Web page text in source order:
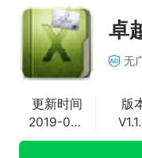
卓
无
更新时间
2019-05-07
版